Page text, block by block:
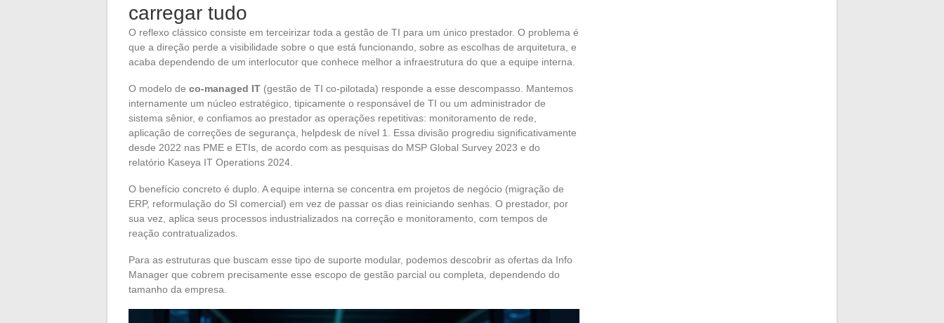
carregar tudo
O reflexo clássico consiste em terceirizar toda a gestão de TI para um único prestador. O problema é
que a direção perde a visibilidade sobre o que está funcionando, sobre as escolhas de arquitetura, e
acaba dependendo de um interlocutor que conhece melhor a infraestrutura do que a equipe interna.
O modelo de co-managed IT (gestão de TI co-pilotada) responde a esse descompasso. Mantemos
internamente um núcleo estratégico, tipicamente o responsável de TI ou um administrador de
sistema sênior, e confiamos ao prestador as operações repetitivas: monitoramento de rede,
aplicação de correções de segurança, helpdesk de nível 1. Essa divisão progrediu significativamente
desde 2022 nas PME e ETIs, de acordo com as pesquisas do MSP Global Survey 2023 e do
relatório Kaseya IT Operations 2024.
O benefício concreto é duplo. A equipe interna se concentra em projetos de negócio (migração de
ERP, reformulação do SI comercial) em vez de passar os dias reiniciando senhas. O prestador, por
sua vez, aplica seus processos industrializados na correção e monitoramento, com tempos de
reação contratualizados.
Para as estruturas que buscam esse tipo de suporte modular, podemos descobrir as ofertas da Info
Manager que cobrem precisamente esse escopo de gestão parcial ou completa, dependendo do
tamanho da empresa.